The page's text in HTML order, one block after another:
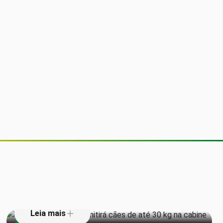
Leia mais
milhões ao príncipe Harry e outras